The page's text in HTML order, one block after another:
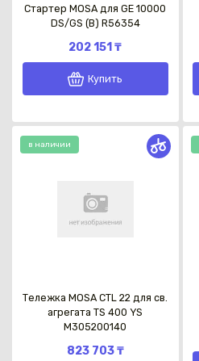
Стартер MOSA для GE 10000
DS/GS (B) R56354
202 151 ₸
Купить
в наличии
Тележка MOSA CTL 22 для св.
агрегата TS 400 YS
M305200140
823 703 ₸